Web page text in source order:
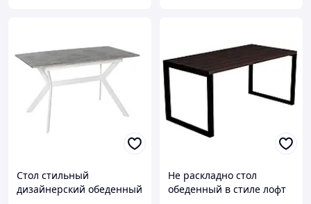
Стол стильный
дизайнерский обеденный
Не раскладно стол
обеденный в стиле лофт